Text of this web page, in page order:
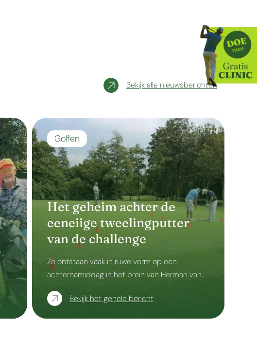
Bekijk alle nieuwsberichten
Het geheim achter de
eeneiige tweelingputter
van de challenge
Golfen
Ze ontstaan vaak in ruwe vorm op een
achternamiddag in het brein van Herman van…
Bekijk het gehele bericht